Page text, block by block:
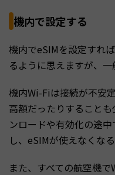
機内で設定する
機内でeSIMを設定すれ
るように思えますが、一
機内Wi-Fiは接続が不安
高額だったりすること
ンロードや有効化の途
し、eSIMが使えなくな
また、すべての航空機